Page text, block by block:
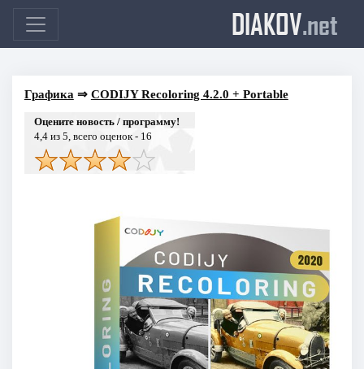
DIAKOV.net
Графика ⇒ CODIJY Recoloring 4.2.0 + Portable
Оцените новость / программу!
4,4из 5, всего оценок - 16